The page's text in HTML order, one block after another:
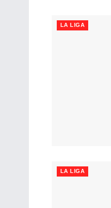
LA LIGA
LA LIGA